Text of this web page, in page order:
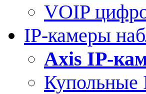
VOIP
IP-камеры
Axis IP-
Купольные